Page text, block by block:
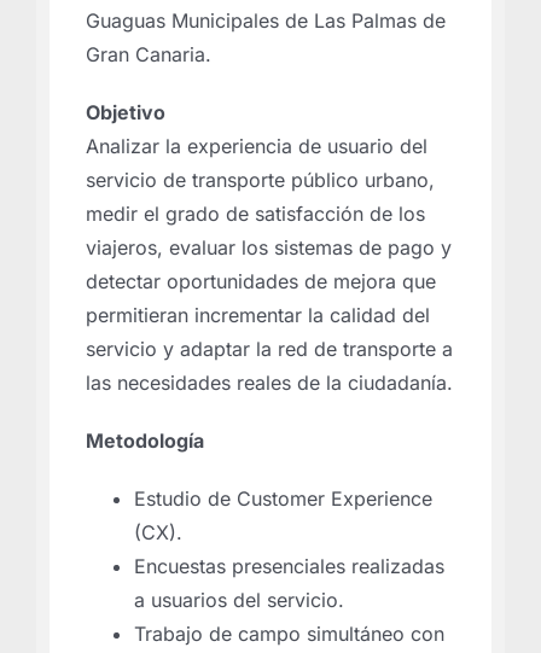
Guaguas Municipales de Las Palmas de
Gran Canaria.
Objetivo
Analizar la experiencia de usuario del
servicio de transporte público urbano,
medir el grado de satisfacción de los
viajeros, evaluar los sistemas de pago y
detectar oportunidades de mejora que
permitieran incrementar la calidad del
servicio y adaptar la red de transporte a
las necesidades reales de la ciudadanía.
Metodología
Estudio de Customer Experience
(CX).
Encuestas presenciales realizadas
a usuarios del servicio.
Trabajo de campo simultáneo con